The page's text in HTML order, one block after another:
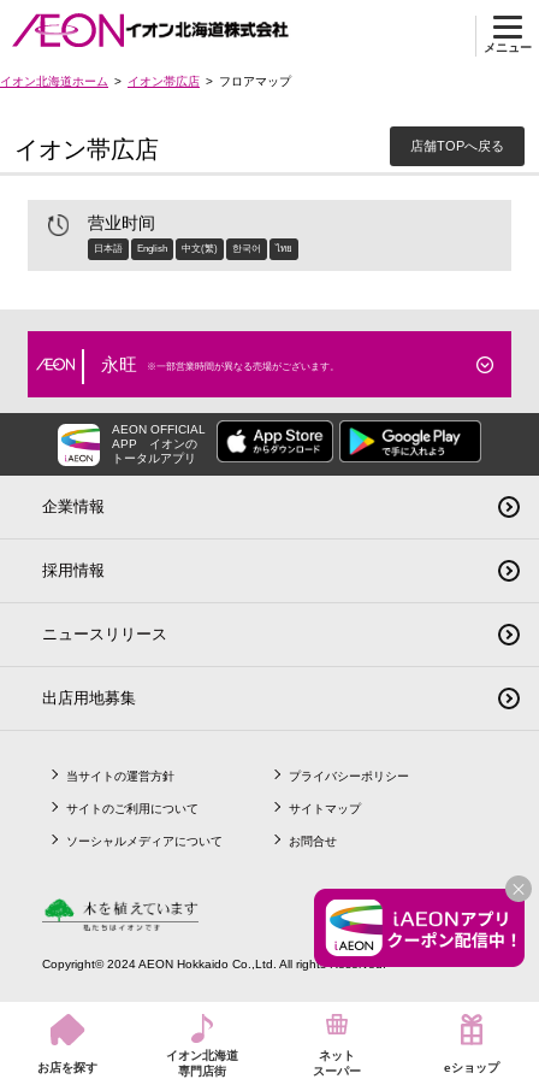
メニュー
イオン北海道ホーム イオン帯広店 フロアマップ
イオン帯広店 店舗TOPへ戻る
营业时间
日本語 English 中文(繁) 한국어 ไทย
永旺 ※一部営業時間が異なる売場がございます。
AEON OFFICIAL
APP
イオンの
トータルアプリ
企業情報
採用情報
ニュースリリース
出店用地募集
当サイトの運営方針
サイトのご利用について
ソーシャルメディアについて
プライバシーポリシー
サイトマップ
お問合せ
Copyright© 2024 AEON Hokkaido Co.,Ltd. All rights Reserved.
お店を探す
イオン北海道
専門店街
ネット
スーパー
eショップ